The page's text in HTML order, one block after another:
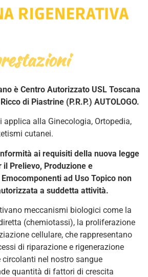
è Centro Autorizzato USL Toscana
di Piastrine (P.R.P.) AUTOLOGO.
applica alla Ginecologia, Ortopedia,
cutanei.
ai requisiti della nuova legge
Prelievo, Produzione e
ad Uso Topico non
a suddetta attività.
meccanismi biologici come la
(chemiotassi), la proliferazione
cellulare, che rappresentano
di riparazione e rigenerazione
nel nostro sangue
quantità di fattori di crescita